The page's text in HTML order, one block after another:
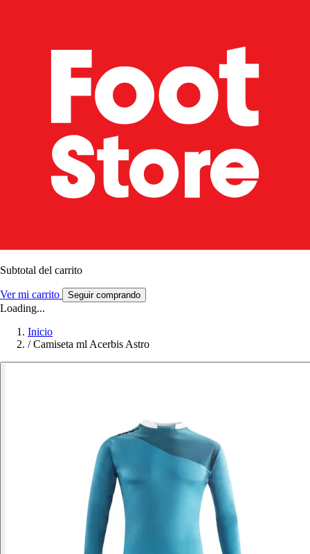
Subtotal del carrito
Ver mi carrito Seguir comprando
Loading...
Inicio
/ Camiseta ml Acerbis Astro